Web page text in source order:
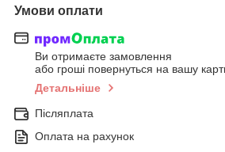
Умови оплати
Ви отримаєте замовлення
або гроші повернуться на вашу
Детальніше
Післяплата
Оплата на рахунок